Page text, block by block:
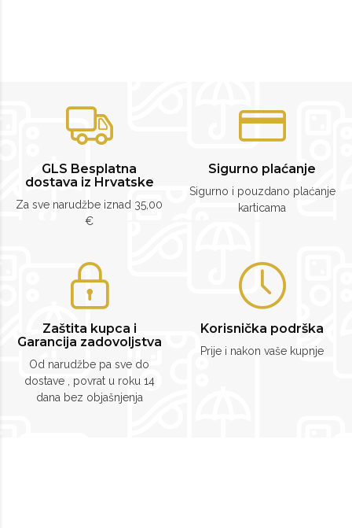
GLS Besplatna
dostava iz Hrvatske
Za sve narudžbe iznad 35,00
€
Sigurno plaćanje
Sigurno i pouzdano plaćanje
karticama
Zaštita kupca i
Garancija zadovoljstva
Od narudžbe pa sve do
dostave , povrat u roku 14
dana bez objašnjenja
Korisnička podrška
Prije i nakon vaše kupnje